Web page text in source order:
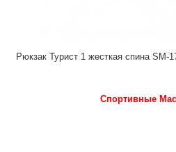
Рюкзак Турист 1 жесткая спина
Спортивные